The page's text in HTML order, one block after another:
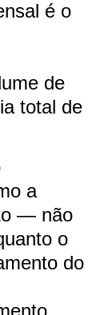
é o
de
total de
a
— não
o
do